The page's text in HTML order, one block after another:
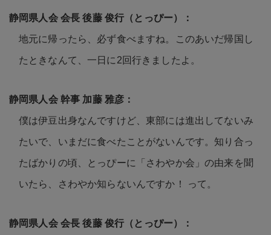
地元に帰ったら、必ず食べますね。このあいだ帰国し
たときなんて、一日に2回行きましたよ。
僕は伊豆出身なんですけど、東部には進出してないみ
たいで、いまだに食べたことがないんです。知り合っ
たばかりの頃、とっぴーに「さわやか会」の由来を聞
いたら、さわやか知らないんですか！ って。